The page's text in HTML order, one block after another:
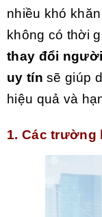
nhiều khó
không có thời
thay đổi
uy tín sẽ giúp
hiệu quả và
1. Các trường